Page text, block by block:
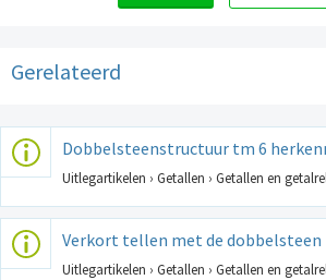
Gerelateerd
Dobbelsteenstructuur tm 6
Uitlegartikelen › Getallen › Getallen en
Verkort tellen met de dobbelsteen
Uitlegartikelen › Getallen › Getallen en